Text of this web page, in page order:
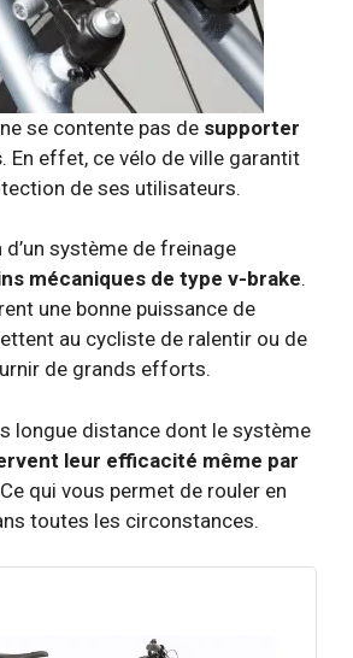
se contente pas de supporter
. En effet, ce vélo de ville garantit
de ses utilisateurs.
d’un système de freinage
mécaniques de type v-brake.
une bonne puissance de
au cycliste de ralentir ou de
de grands efforts.
longue distance dont le système
leur efficacité même par
qui vous permet de rouler en
toutes les circonstances.